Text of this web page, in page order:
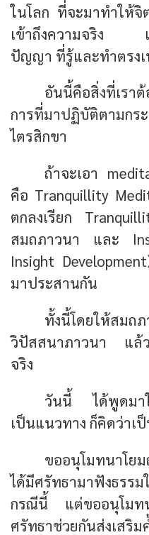
ในโลก ที่จะมาทำให้
เข้าถึงความจริง แ
ปัญญา ที่รู้และทำตรง
อันนี้คือสิ่งที่เรา
การที่มาปฏิบัติตามกร
ไตรสิกขา
ถ้าจะเอา
คือ Tranquillity
ตกลงเรียก
สมถภาวนา และ
Insight
มาประสานกัน
ทั้งนี้โดยให้สมถ
วิปัสสนาภาวนา แล้ว
จริง
วันนี้ ได้พูดมาใ
เป็นแนวทาง ก็คิดว่าเ
ขออนุโมทนาโย
ได้มีศรัทธามาฟังธรร
กรณีนี้ แต่ขออนุโมทน
ศรัทธาช่วยกันส่งเสริ